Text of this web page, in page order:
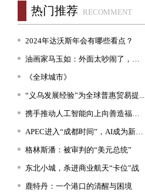
热门推荐 RECOMMENT
2024年达沃斯年会有哪些看点？
油画家马玉如：外面太吵闹了，我想...
《全球城市》
“义乌发展经验”为全球普惠贸易提...
携手推动人工智能向上向善造福人类
APEC进入“成都时间”，AI成为新坐...
格林斯潘：被审判的“美元总统”
东北小城，杀进商业航天“卡位”战
鹿特丹：一个港口的清醒与困境